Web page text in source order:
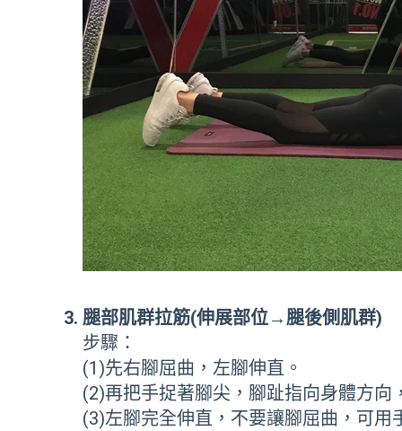
腿部肌群拉筋(伸展部位→腿後側肌群)
步驟：
(1)先右腳屈曲，左腳伸直。
(2)再把手捉著腳尖，腳趾指向身體方向
(3)左腳完全伸直，不要讓腳屈曲，可用